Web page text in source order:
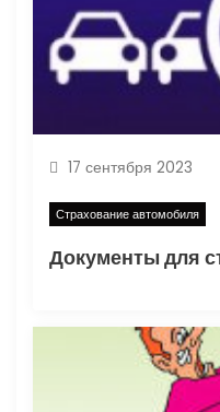
м
17 сентября 2023
Страхование автомобиля
Документы для